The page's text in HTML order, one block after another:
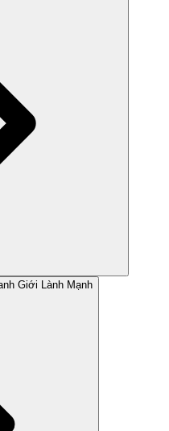
Giới Lành Mạnh